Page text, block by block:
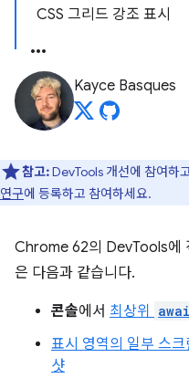
CSS 그리드 강조 표시
Kayce Basques
참고:DevTools 개선에 참여하
연구에 등록하고 참여하세요.
Chrome 62의 DevTools에
은 다음과 같습니다.
콘솔에서 최상위
표시 영역의 일부 스크
샷